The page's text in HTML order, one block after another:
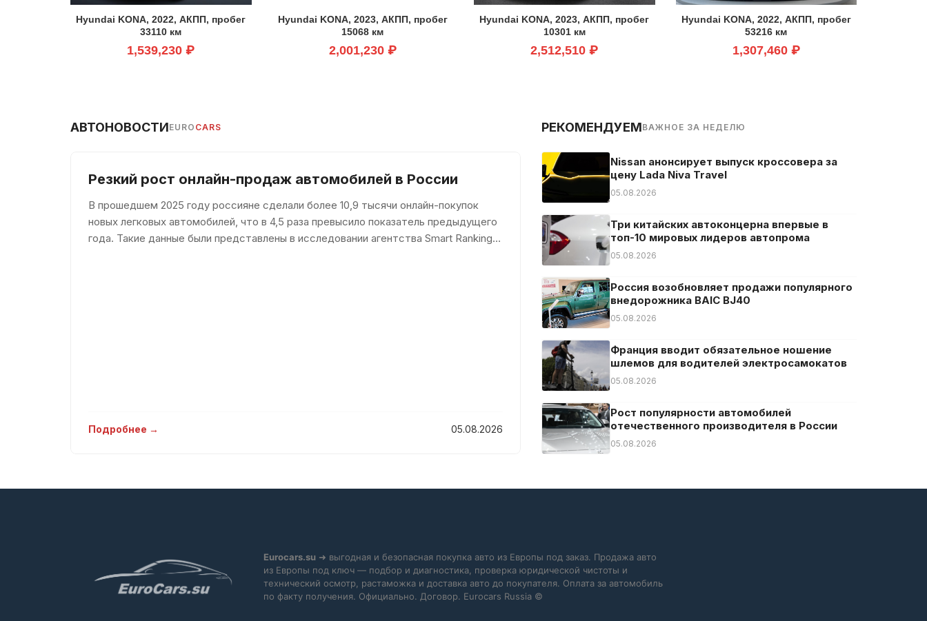
Hyundai KONA, 2022, АКПП, пробег
33110 км
1,539,230 ₽
Hyundai KONA, 2023, АКПП, пробег
15068 км
2,001,230 ₽
Hyundai KONA, 2023, АКПП, пробег
10301 км
2,512,510 ₽
Hyundai KONA, 2022, АКПП, пробег
53216 км
1,307,460 ₽
АВТОНОВОСТИEURO CARS
Резкий рост онлайн-продаж автомобилей в России
В прошедшем 2025 году россияне сделали более 10,9 тысячи онлайн-покупок
новых легковых автомобилей, что в 4,5 раза превысило показатель предыдущего
года. Такие данные были представлены в исследовании агентства Smart Ranking,
Подробнее → 05.08.2026
РЕКОМЕНДУЕМВАЖНОЕ ЗА НЕДЕЛЮ
Nissan анонсирует выпуск кроссовера за
цену Lada Niva Travel
05.08.2026
Три китайских автоконцерна впервые в
топ-10 мировых лидеров автопрома
05.08.2026
Россия возобновляет продажи популярного
внедорожника BAIC BJ40
05.08.2026
Франция вводит обязательное ношение
шлемов для водителей электросамокатов
05.08.2026
Рост популярности автомобилей
отечественного производителя в России
05.08.2026
Eurocars.su ➜ выгодная и безопасная покупка авто из Европы под заказ. Продажа авто
из Европы под ключ — подбор и диагностика, проверка юридической чистоты и
технический осмотр, растаможка и доставка авто до покупателя. Оплата за автомобиль
по факту получения. Официально. Договор. Eurocars Russia ©